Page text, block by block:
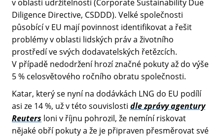
v oblasti udržitelnosti (Corporate Sustainability Due
Diligence Directive, CSDDD). Velké společnosti
působící v EU mají povinnost identifikovat a řešit
problémy v oblasti lidských práv a životního
prostředí ve svých dodavatelských řetězcích.
V případě nedodržení hrozí značné pokuty až do výše
5 % celosvětového ročního obratu společnosti.
Katar, který se nyní na dodávkách LNG do EU podílí
asi ze 14 %, už v této souvislosti dle zprávy agentury
Reuters loni v říjnu pohrozil, že nemíní riskovat
nějaké obří pokuty a že je připraven přesměrovat své